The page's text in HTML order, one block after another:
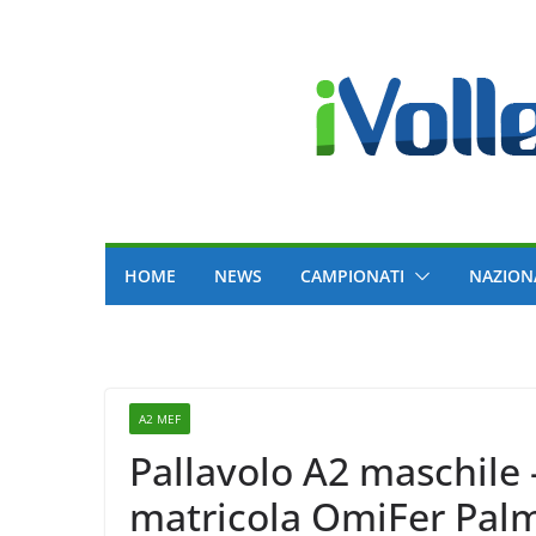
HOME NEWS CAMPIONATI
A2 MEF
Pallavolo A2
matricola OmiFer